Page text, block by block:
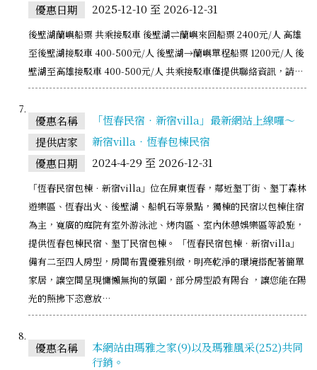
優惠日期
2025-12-10 至 2026-12-31
後壁湖蘭嶼船票 共乘接駁車 後壁湖⇌蘭嶼來回船票 2400元/人 高雄
至後壁湖接駁車 400-500元/人 後壁湖→蘭嶼單程船票 1200元/人 後
壁湖至高雄接駁車 400-500元/人 共乘接駁車僅提供聯絡資訊，請…
優惠名稱
「恆春民宿‧新宿villa」最新網站上線囉～
提供店家
新宿villa‧恆春包棟民宿
優惠日期
2024-4-29 至 2026-12-31
「恆春民宿包棟．新宿villa」位在屏東恆春，鄰近墾丁街、墾丁森林
遊樂區、恆春出火、後壁湖、船帆石等景點，獨棟的民宿以包棟住宿
為主，寬廣的庭院有室外游泳池、烤肉區、室內休憩娛樂區等設施，
提供恆春包棟民宿、墾丁民宿包棟。 「恆春民宿包棟‧新宿villa」
備有二至四人房型，房間布置優雅別緻，明亮乾淨的環境搭配著簡單
家居，讓空間呈現慵懶無拘的氛圍，部分房型設有陽台 ，讓您能在陽
光的照拂下恣意放…
優惠名稱
本網站由瑪雅之家(9)以及瑪雅風采(252)共同
行銷。